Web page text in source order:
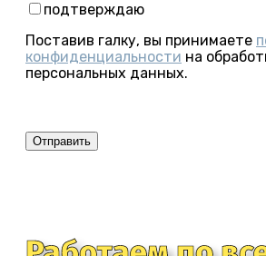
подтверждаю
Поставив галку, вы принимаете
конфиденциальности на
персональных данных.